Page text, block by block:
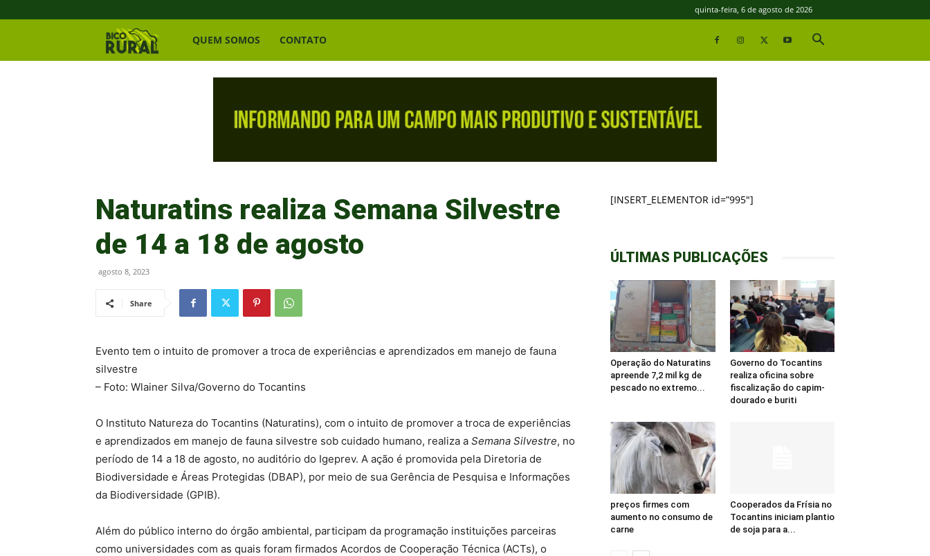
quinta-feira, 6 de agosto de 2026
Bico
QUEM SOMOS CONTATO
Naturatins realiza Semana Silvestre
de 14 a 18 de agosto
agosto 8, 2023
Share
Evento tem o intuito de promover a troca de experiências e aprendizados em manejo de fauna
silvestre
– Foto: Wlainer Silva/Governo do Tocantins
O Instituto Natureza do Tocantins (Naturatins), com o intuito de promover a troca de experiências
e aprendizados em manejo de fauna silvestre sob cuidado humano, realiza a Semana Silvestre, no
período de 14 a 18 de agosto, no auditório do Igeprev. A ação é promovida pela Diretoria de
Biodiversidade e Áreas Protegidas (DBAP), por meio de sua Gerência de Pesquisa e Informações
da Biodiversidade (GPIB).
Além do público interno do órgão ambiental, participam da programação instituições parceiras
como universidades com as quais foram firmados Acordos de Cooperação Técnica (ACTs), o
[INSERT_ELEMENTOR id=”995″]
ÚLTIMAS PUBLICAÇÕES
Operação do Naturatins
apreende 7,2 mil kg de
pescado no extremo...
Governo do Tocantins
realiza oficina sobre
fiscalização do capim-
dourado e buriti
preços firmes com
aumento no consumo de
carne
Cooperados da Frísia no
Tocantins iniciam plantio
de soja para a...